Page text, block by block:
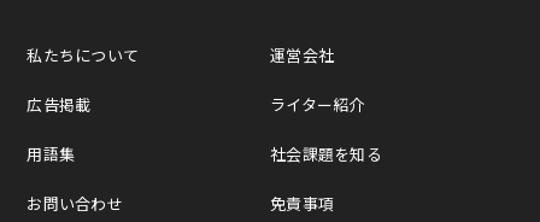
私たちについて
広告掲載
用語集
お問い合わせ
運営会社
ライター紹介
社会課題を知る
免責事項